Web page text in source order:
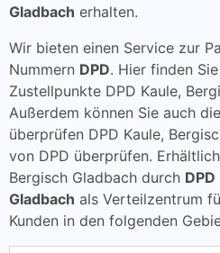
Gladbach erhalten.
Wir bieten einen Service zur
Nummern DPD. Hier finden
Zustellpunkte DPD Kaule,
Außerdem können Sie auch
überprüfen DPD Kaule,
von DPD überprüfen.
Bergisch Gladbach durch
Gladbach als Verteilzentrum
Kunden in den folgenden